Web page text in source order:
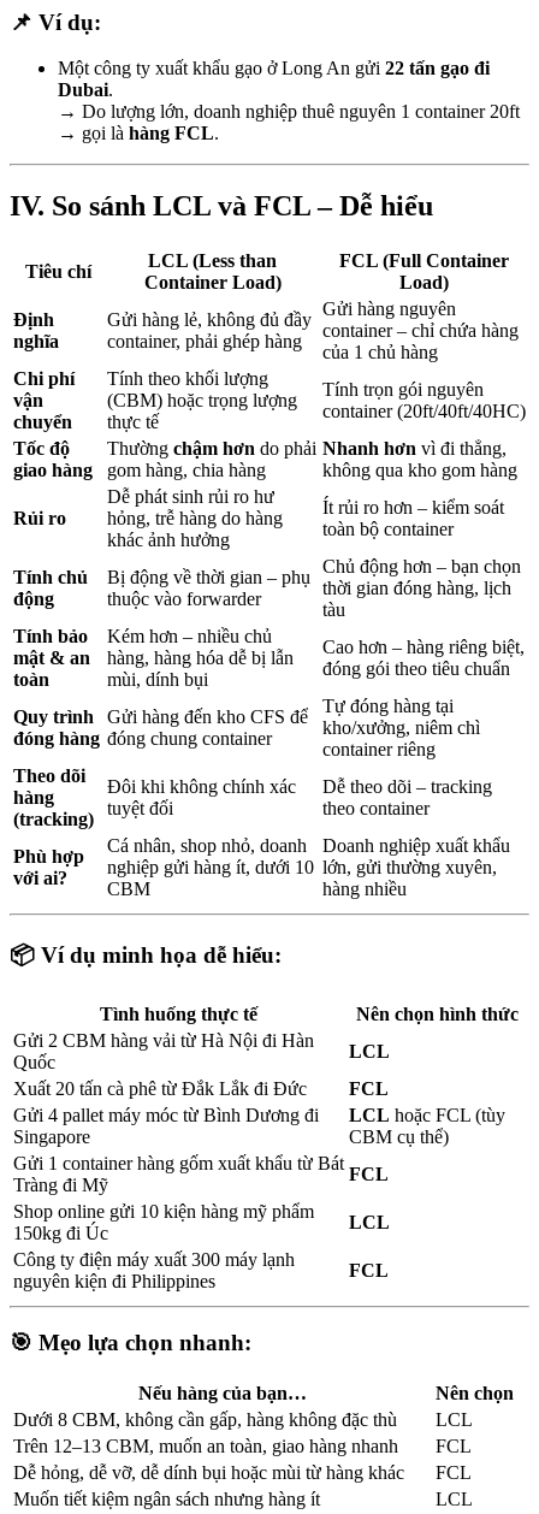
📌 Ví dụ:
Một công ty xuất khẩu gạo ở Long An gửi 22 tấn gạo đi
Dubai.
→ Do lượng lớn, doanh nghiệp thuê nguyên 1 container 20ft
→ gọi là hàng FCL.
IV. So sánh LCL và FCL – Dễ hiểu
Tiêu chí
LCL (Less than
Container Load)
FCL (Full Container
Load)
Định
nghĩa
Gửi hàng lẻ, không đủ đầy
container, phải ghép hàng
Gửi hàng nguyên
container – chỉ chứa hàng
của 1 chủ hàng
Chi phí
vận
chuyển
Tính theo khối lượng
(CBM) hoặc trọng lượng
thực tế
Tính trọn gói nguyên
container (20ft/40ft/40HC)
Tốc độ
giao hàng
Thường chậm hơn do phải
gom hàng, chia hàng
Nhanh hơn vì đi thẳng,
không qua kho gom hàng
Rủi ro
Dễ phát sinh rủi ro hư
hỏng, trễ hàng do hàng
khác ảnh hưởng
Ít rủi ro hơn – kiểm soát
toàn bộ container
Tính chủ
động
Bị động về thời gian – phụ
thuộc vào forwarder
Chủ động hơn – bạn chọn
thời gian đóng hàng, lịch
tàu
Tính bảo
mật & an
toàn
Kém hơn – nhiều chủ
hàng, hàng hóa dễ bị lẫn
mùi, dính bụi
Cao hơn – hàng riêng biệt,
đóng gói theo tiêu chuẩn
Quy trình
đóng hàng
Gửi hàng đến kho CFS để
đóng chung container
Tự đóng hàng tại
kho/xưởng, niêm chì
container riêng
Theo dõi
hàng
(tracking)
Đôi khi không chính xác
tuyệt đối
Dễ theo dõi – tracking
theo container
Phù hợp
với ai?
Cá nhân, shop nhỏ, doanh
nghiệp gửi hàng ít, dưới 10
CBM
Doanh nghiệp xuất khẩu
lớn, gửi thường xuyên,
hàng nhiều
📦 Ví dụ minh họa dễ hiểu:
Tình huống thực tế
Nên chọn hình thức
Gửi 2 CBM hàng vải từ Hà Nội đi Hàn
Quốc
LCL
Xuất 20 tấn cà phê từ Đắk Lắk đi Đức
FCL
Gửi 4 pallet máy móc từ Bình Dương đi
Singapore
LCL hoặc FCL (tùy
CBM cụ thể)
Gửi 1 container hàng gốm xuất khẩu từ Bát
Tràng đi Mỹ
FCL
Shop online gửi 10 kiện hàng mỹ phẩm
150kg đi Úc
LCL
Công ty điện máy xuất 300 máy lạnh
nguyên kiện đi Philippines
FCL
🎯 Mẹo lựa chọn nhanh:
Nếu hàng của bạn…
Nên chọn
Dưới 8 CBM, không cần gấp, hàng không đặc thù
LCL
Trên 12–13 CBM, muốn an toàn, giao hàng nhanh
FCL
Dễ hỏng, dễ vỡ, dễ dính bụi hoặc mùi từ hàng khác
FCL
Muốn tiết kiệm ngân sách nhưng hàng ít
LCL